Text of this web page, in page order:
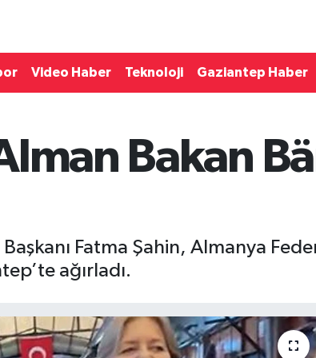
Video Haber Teknoloji Gaziantep Haber
Bakan
Fatma Şahin, Almanya
ağırladı.